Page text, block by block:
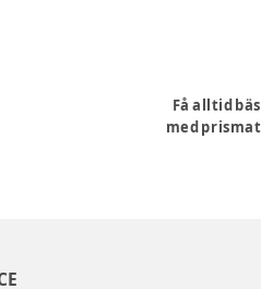
Få alltid
med